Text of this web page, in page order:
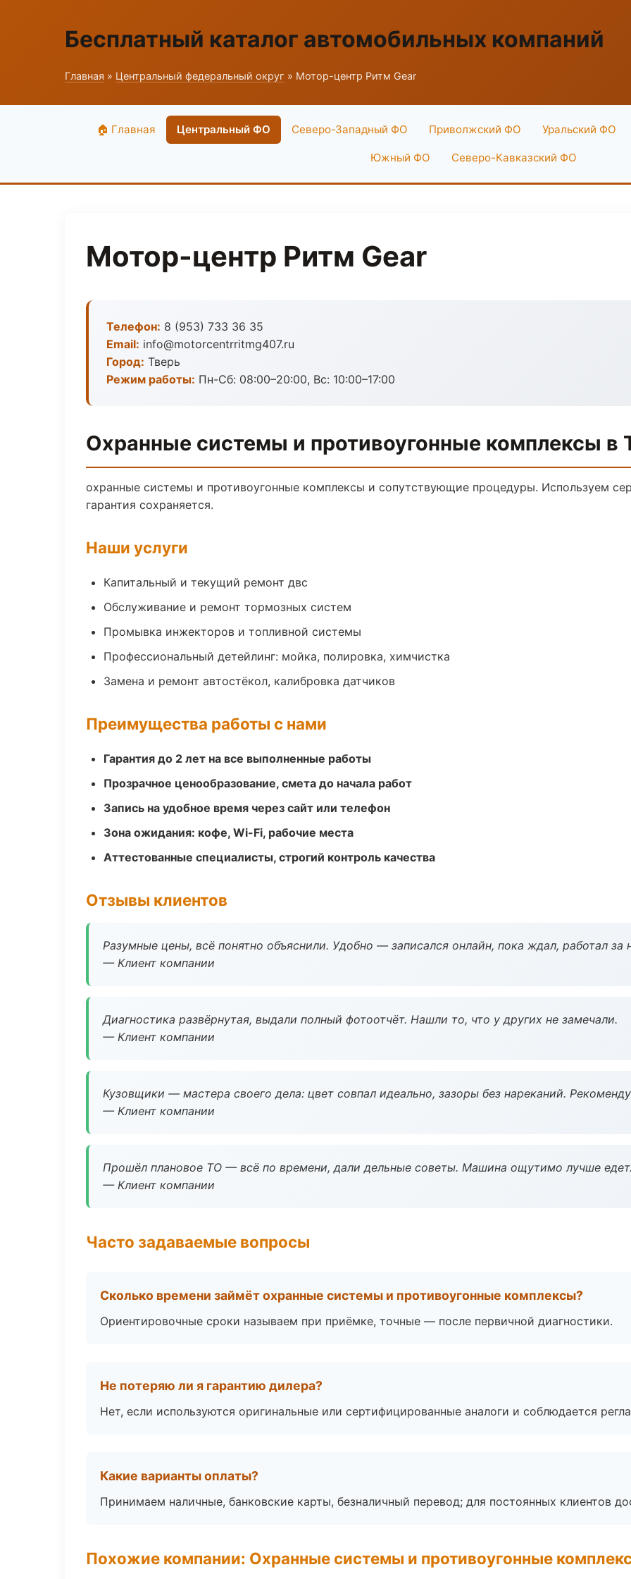
Бесплатный каталог автомобильных компаний
Главная » Центральный федеральный округ » Мотор-центр Ритм Gear
🏠 Главная Центральный ФО Северо-Западный ФО Приволжский ФО Уральский ФО
Южный ФО Северо-Кавказский ФО
Мотор-центр Ритм Gear
Телефон: 8 (953) 733 36 35
Email: info@motorcentrritmg407.ru
Город: Тверь
Режим работы: Пн-Сб: 08:00–20:00, Вс: 10:00–17:00
Охранные системы и противоугонные комплексы в
охранные системы и противоугонные комплексы и сопутствующие процедуры. Используем
гарантия сохраняется.
Наши услуги
Капитальный и текущий ремонт двс
Обслуживание и ремонт тормозных систем
Промывка инжекторов и топливной системы
Профессиональный детейлинг: мойка, полировка, химчистка
Замена и ремонт автостёкол, калибровка датчиков
Преимущества работы с нами
Гарантия до 2 лет на все выполненные работы
Прозрачное ценообразование, смета до начала работ
Запись на удобное время через сайт или телефон
Зона ожидания: кофе, Wi-Fi, рабочие места
Аттестованные специалисты, строгий контроль качества
Отзывы клиентов
Разумные цены, всё понятно объяснили. Удобно — записался онлайн, пока ждал, работал за
— Клиент компании
Диагностика развёрнутая, выдали полный фотоотчёт. Нашли то, что у других не замечали.
— Клиент компании
Кузовщики — мастера своего дела: цвет совпал идеально, зазоры без нареканий.
— Клиент компании
Прошёл плановое ТО — всё по времени, дали дельные советы. Машина ощутимо лучше
— Клиент компании
Часто задаваемые вопросы
Сколько времени займёт охранные системы и противоугонные комплексы?
Ориентировочные сроки называем при приёмке, точные — после первичной диагностики.
Не потеряю ли я гарантию дилера?
Нет, если используются оригинальные или сертифицированные аналоги и соблюдается
Какие варианты оплаты?
Принимаем наличные, банковские карты, безналичный перевод; для постоянных клиентов
Похожие компании: Охранные системы и противоугонные